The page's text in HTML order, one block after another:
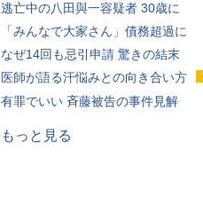
逃亡中の八田與一容疑者 30歳に
「みんなで大家さん」債務超過に
なぜ14回も忌引申請 驚きの結末
医師が語る汗悩みとの向き合い方
有罪でいい 斉藤被告の事件見解
もっと見る